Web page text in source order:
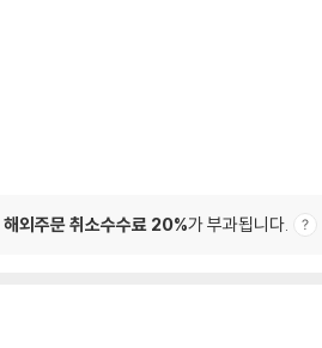
해외주문 취소수수료 20%가 부과됩니다.